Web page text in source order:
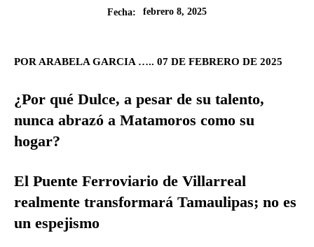
Fecha:
febrero 8, 2025
POR ARABELA GARCIA ….. 07 DE FEBRERO DE 2025
¿Por qué Dulce, a pesar de su talento,
nunca abrazó a Matamoros como su
hogar?
El Puente Ferroviario de Villarreal
realmente transformará Tamaulipas; no es
un espejismo